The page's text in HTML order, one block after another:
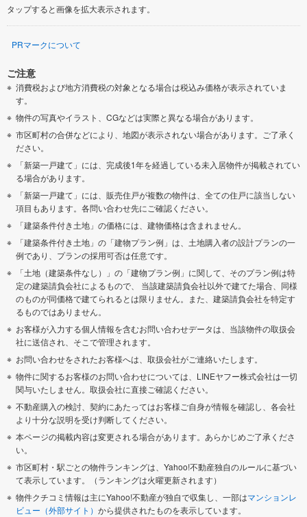
タップすると画像を拡大表示されます。
PRマークについて
ご注意
消費税および地方消費税の対象となる場合は税込み価格が表示されていま
す。
物件の写真やイラスト、CGなどは実際と異なる場合があります。
市区町村の合併などにより、地図が表示されない場合があります。ご了承く
ださい。
「新築一戸建て」には、完成後1年を経過している未入居物件が掲載されてい
る場合があります。
「新築一戸建て」には、販売住戸が複数の物件は、全ての住戸に該当しない
項目もあります。各問い合わせ先にご確認ください。
「建築条件付き土地」の価格には、建物価格は含まれません。
「建築条件付き土地」の「建物プラン例」は、土地購入者の設計プランの一
例であり、プランの採用可否は任意です。
「土地（建築条件なし）」の「建物プラン例」に関して、そのプラン例は特
定の建築請負会社によるもので、 当該建築請負会社以外で建てた場合、同様
のものが同価格で建てられるとは限りません。また、建築請負会社を特定す
るものではありません。
お客様が入力する個人情報を含むお問い合わせデータは、当該物件の取扱会
社に送信され、そこで管理されます。
お問い合わせをされたお客様へは、取扱会社がご連絡いたします。
物件に関するお客様のお問い合わせについては、LINEヤフー株式会社は一切
関与いたしません。取扱会社に直接ご確認ください。
不動産購入の検討、契約にあたってはお客様ご自身が情報を確認し、各会社
より十分な説明を受け判断してください。
本ページの掲載内容は変更される場合があります。あらかじめご了承くださ
い。
市区町村・駅ごとの物件ランキングは、Yahoo!不動産独自のルールに基づい
て表示しています。（ランキングは火曜更新されます）
物件クチコミ情報は主にYahoo!不動産が独自で収集し、一部はマンションレ
ビュー（外部サイト） から提供されたものを表示しています。